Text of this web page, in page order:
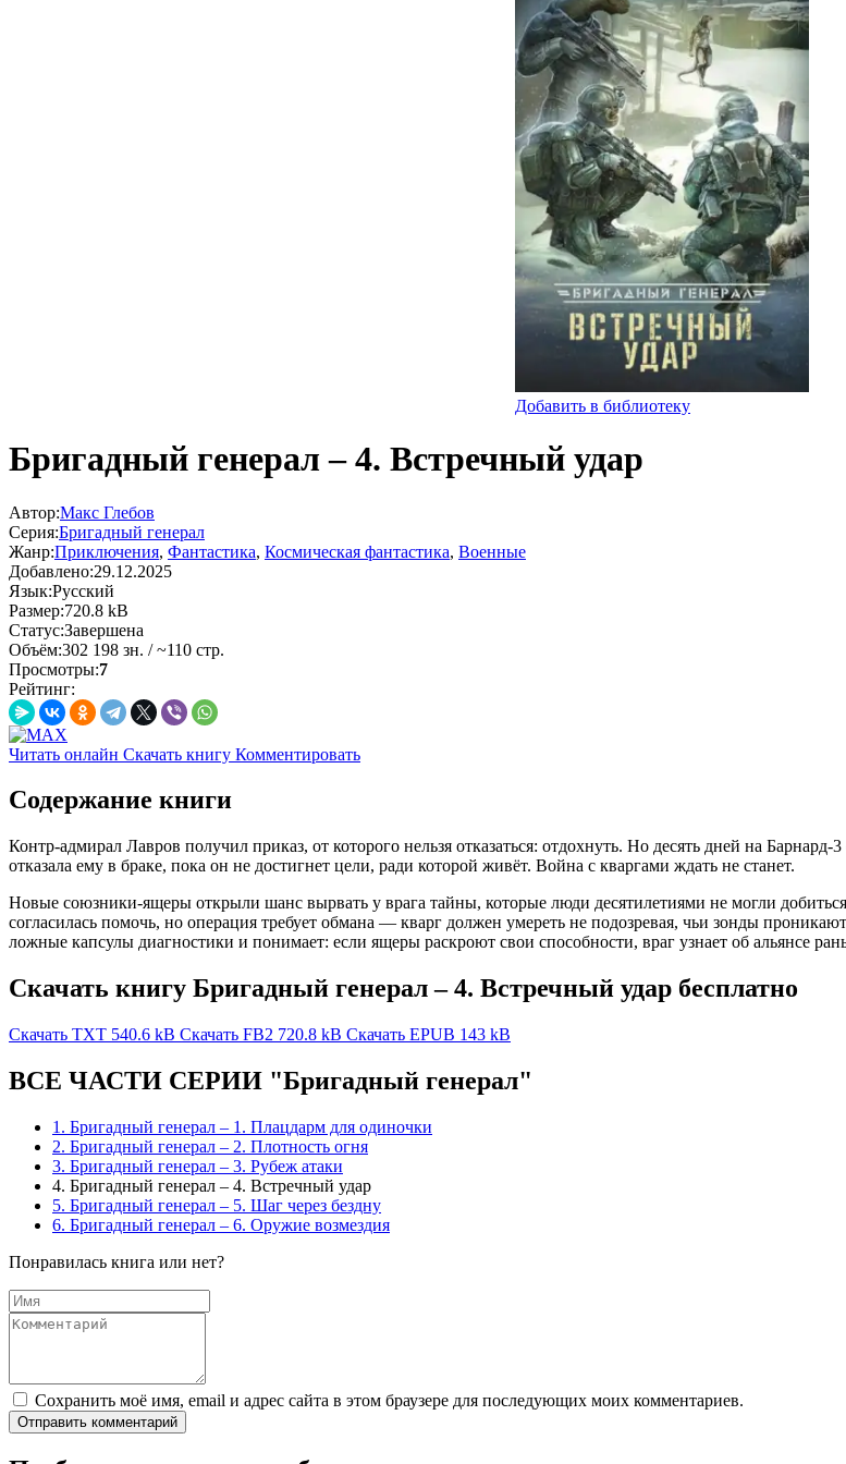
Добавить в библиотеку
Бригадный генерал – 4. Встречный удар
Автор:Макс Глебов
Серия:Бригадный генерал
Жанр:Приключения, Фантастика, Космическая фантастика, Военные
Добавлено:29.12.2025
Язык:Русский
Размер:720.8 kB
Статус:Завершена
Объём:302 198 зн. / ~110 стр.
Просмотры:7
Рейтинг:
Читать онлайн Скачать книгу Комментировать
Содержание книги
Контр-адмирал Лавров получил приказ, от которого нельзя отказаться: отдохнуть. Но десять дней на
отказала ему в браке, пока он не достигнет цели, ради которой живёт. Война с кваргами ждать не станет.
Новые союзники-ящеры открыли шанс вырвать у врага тайны, которые люди десятилетиями не могли
согласилась помочь, но операция требует обмана — кварг должен умереть не подозревая, чьи зонды
ложные капсулы диагностики и понимает: если ящеры раскроют свои способности, враг узнает об альянсе
Скачать книгу Бригадный генерал – 4. Встречный удар бесплатно
Скачать TXT 540.6 kB Скачать FB2 720.8 kB Скачать EPUB 143 kB
ВСЕ ЧАСТИ СЕРИИ "Бригадный генерал"
1. Бригадный генерал – 1. Плацдарм для одиночки
2. Бригадный генерал – 2. Плотность огня
3. Бригадный генерал – 3. Рубеж атаки
4. Бригадный генерал – 4. Встречный удар
5. Бригадный генерал – 5. Шаг через бездну
6. Бригадный генерал – 6. Оружие возмездия
Понравилась книга или нет?
Сохранить моё имя, email и адрес сайта в этом браузере для последующих моих комментариев.
Отправить комментарий